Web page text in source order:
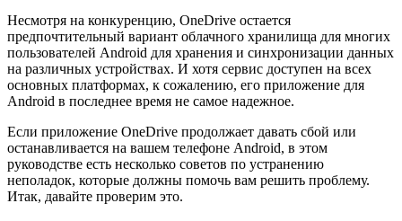
Несмотря на конкуренцию, OneDrive остается
предпочтительный вариант облачного хранилища для многих
пользователей Android для хранения и синхронизации данных
на различных устройствах. И хотя сервис доступен на всех
основных платформах, к сожалению, его приложение для
Android в последнее время не самое надежное.
Если приложение OneDrive продолжает давать сбой или
останавливается на вашем телефоне Android, в этом
руководстве есть несколько советов по устранению
неполадок, которые должны помочь вам решить проблему.
Итак, давайте проверим это.